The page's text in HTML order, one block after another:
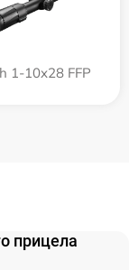
1-10x28 FFP
прицела